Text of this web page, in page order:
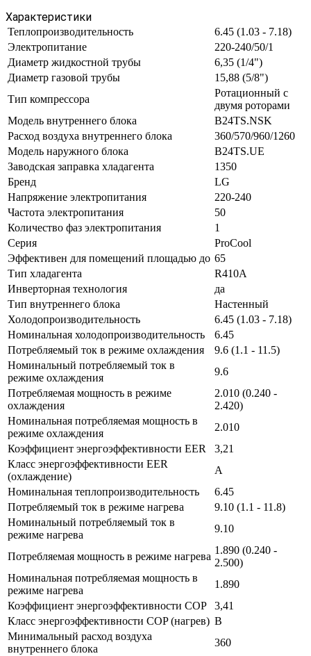
Характеристики
Теплопроизводительность
6.45 (1.03 - 7.18)
Электропитание
220-240/50/1
Диаметр жидкостной трубы
6,35 (1/4")
Диаметр газовой трубы
15,88 (5/8")
Тип компрессора
Ротационный с
двумя роторами
Модель внутреннего блока
B24TS.NSK
Расход воздуха внутреннего блока
360/570/960/1260
Модель наружного блока
B24TS.UE
Заводская заправка хладагента
1350
Бренд
LG
Напряжение электропитания
220-240
Частота электропитания
50
Количество фаз электропитания
1
Серия
ProCool
Эффективен для помещений площадью до 65
Тип хладагента
R410A
Инверторная технология
да
Тип внутреннего блока
Настенный
Холодопроизводительность
6.45 (1.03 - 7.18)
Номинальная холодопроизводительность
6.45
Потребляемый ток в режиме охлаждения
9.6 (1.1 - 11.5)
Номинальный потребляемый ток в
режиме охлаждения
9.6
Потребляемая мощность в режиме
охлаждения
2.010 (0.240 -
2.420)
Номинальная потребляемая мощность в
режиме охлаждения
2.010
Коэффициент энергоэффективности EER
3,21
Класс энергоэффективности EER
(охлаждение)
A
Номинальная теплопроизводительность
6.45
Потребляемый ток в режиме нагрева
9.10 (1.1 - 11.8)
Номинальный потребляемый ток в
режиме нагрева
9.10
Потребляемая мощность в режиме нагрева
1.890 (0.240 -
2.500)
Номинальная потребляемая мощность в
режиме нагрева
1.890
Коэффициент энергоэффективности COP
3,41
Класс энергоэффективности COP (нагрев) B
Минимальный расход воздуха
внутреннего блока
360